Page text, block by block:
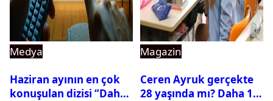
Medya
Haziran ayının en çok
konuşulan dizisi ‘’Daha
Magazin
Ceren Ayruk gerçekte
28 yaşında mı? Daha 17